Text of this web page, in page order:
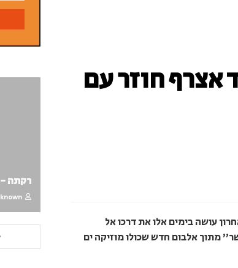
אצרף חוזר עם
עושה בימים אלו את דרכו אל
מתוך אלבום חדש שכולו מוזיקה ים
רקתה -